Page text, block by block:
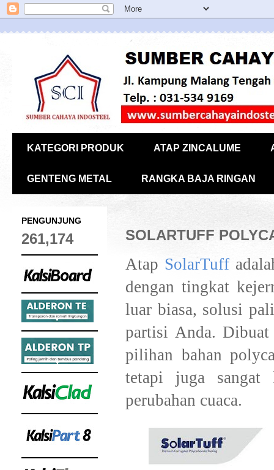
KATEGORI PRODUK ATAP ZINCALUME
GENTENG METAL RANGKA BAJA RINGAN
SOLARTUFF
Atap SolarTuff
dengan tingkat
luar biasa, solusi
partisi Anda.
pilihan bahan
tetapi juga sangat
perubahan cuaca.
PENGUNJUNG
261,174